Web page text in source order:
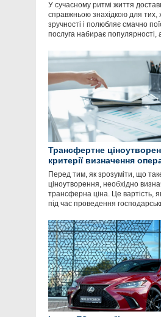
У сучасному ритмі життя
справжньою знахідкою для тих,
зручності і полюбляє смачно
послуга набирає популярності,
Трансфертне
критерії визначення
Перед тим, як зрозуміти, що
ціноутворення, необхідно
трансферна ціна. Це вартість,
під час проведення